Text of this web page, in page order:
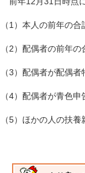
（1）本人の前年の
（2）配偶者の前年
（3）配偶者が配偶
（4）配偶者が青色
（5）ほかの人の扶